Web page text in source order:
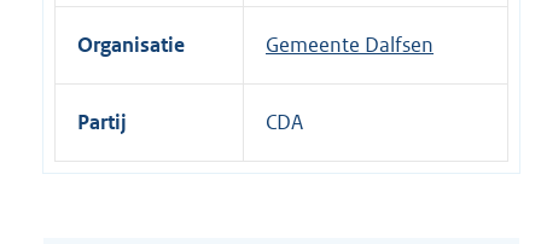
Organisatie Gemeente Dalfsen
Partij CDA